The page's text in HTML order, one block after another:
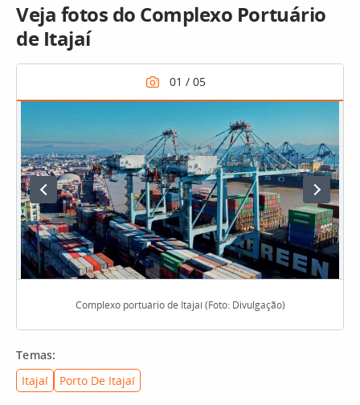
Veja fotos do Complexo Portuário
de Itajaí
Complexo portuário de Itajaí (Foto: Divulgação)
Temas:
Itajaí
Porto De Itajaí